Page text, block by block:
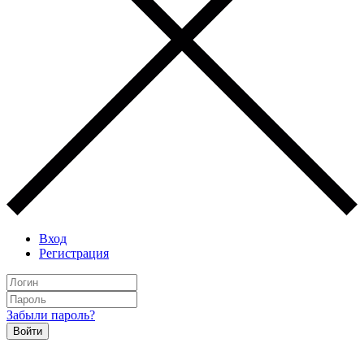
Вход
Регистрация
Забыли пароль?
Войти